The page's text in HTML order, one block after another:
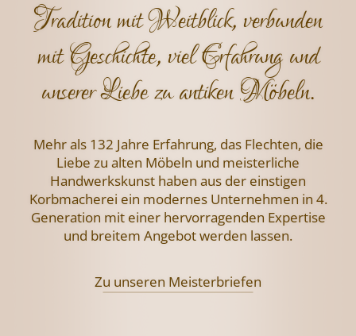
Tradition mit Weitblick, verbunden
mit Geschichte, viel Erfahrung und
unserer Liebe zu antiken Möbeln.
Mehr als 132 Jahre Erfahrung, das Flechten, die
Liebe zu alten Möbeln und meisterliche
Handwerkskunst haben aus der einstigen
Korbmacherei ein modernes Unternehmen in 4.
Generation mit einer hervorragenden Expertise
und breitem Angebot werden lassen.
Zu unseren Meisterbriefen